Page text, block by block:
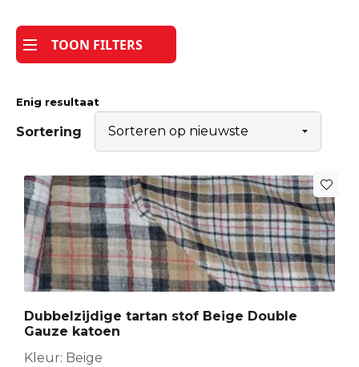
Tijdpakker stof
TOON FILTERS
Enig resultaat
Sortering
Dubbelzijdige tartan stof Beige Double
Gauze katoen
Kleur: Beige